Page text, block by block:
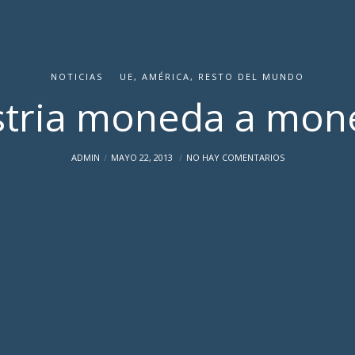
NOTICIAS UE, AMÉRICA, RESTO DEL MUNDO
moneda a
ADMIN MAYO 22, 2013 NO HAY COMENTARIOS